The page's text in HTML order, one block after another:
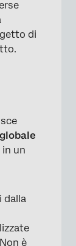
×
di
un
dalla
è